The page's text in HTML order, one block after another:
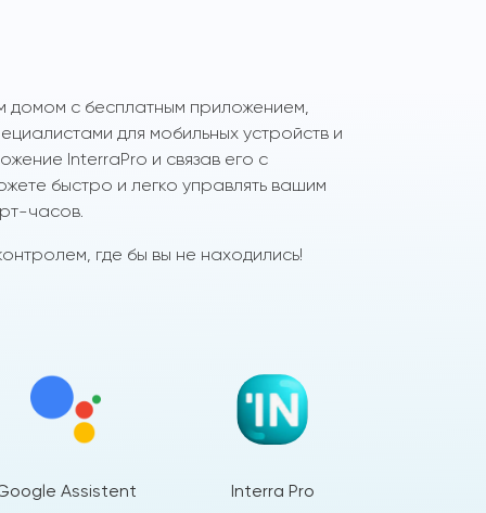
домом с бесплатным приложением,
для мобильных устройств и
InterraPro и связав его с
быстро и легко управлять вашим
часов.
где бы вы не находились!
Assistent Interra Pro